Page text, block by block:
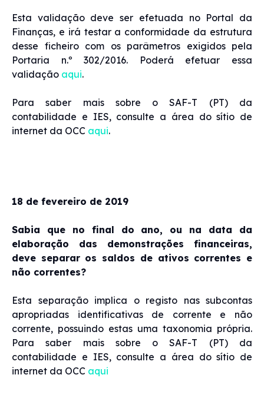
Esta validação deve ser efetuada no Portal da
Finanças, e irá testar a conformidade da estrutura
desse ficheiro com os parâmetros exigidos pela
Portaria n.º 302/2016. Poderá efetuar essa
validação aqui.
Para saber mais sobre o SAF-T (PT) da
contabilidade e IES, consulte a área do sítio de
internet da OCC aqui.
18 de fevereiro de 2019
Sabia que no final do ano, ou na data da
elaboração das demonstrações financeiras,
deve separar os saldos de ativos correntes e
não correntes?
Esta separação implica o registo nas subcontas
apropriadas identificativas de corrente e não
corrente, possuindo estas uma taxonomia própria.
Para saber mais sobre o SAF-T (PT) da
contabilidade e IES, consulte a área do sítio de
internet da OCC aqui